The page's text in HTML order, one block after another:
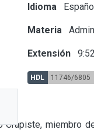
Idioma
Materia
Extensión 9:52
HDL 11746/6805
Crapiste, miembro